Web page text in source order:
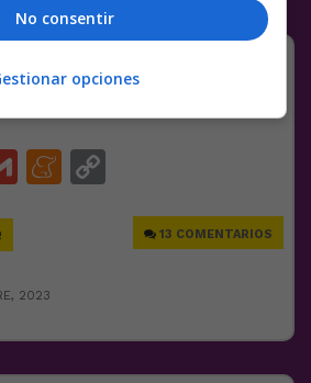
GmailMeneame
13 COMENTARIOS
2023
No consentir
opciones